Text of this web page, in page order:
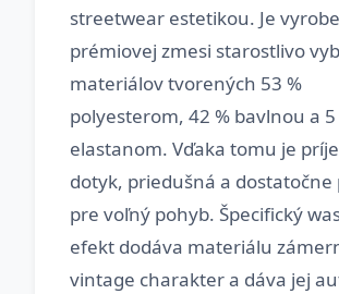
streetwear estetikou. Je
prémiovej zmesi starostlivo
materiálov tvorených 53 %
polyesterom, 42 % bavlnou a 5
elastanom. Vďaka tomu je
dotyk, priedušná a dostatočne
pre voľný pohyb. Špecifický
efekt dodáva materiálu
vintage charakter a dáva jej